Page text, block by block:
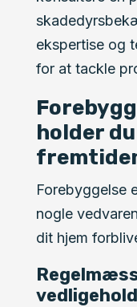
ekspertise og
for at tackle
holder
Forebyggelse
nogle
dit hjem